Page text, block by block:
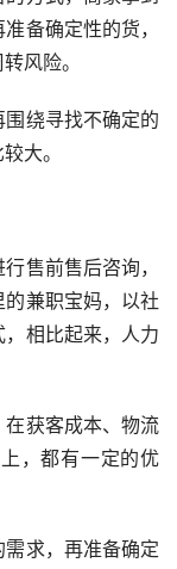
备确定性的货，
风险。
绕寻找不确定的
大。
售前售后咨询，
兼职宝妈，以社
相比起来，人力
获客成本、物流
，都有一定的优
求，再准备确定